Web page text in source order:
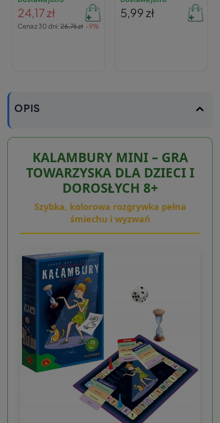
24,17 zł
Cena z 30 dni:26,76 zł -9%
5,99 zł
OPIS
KALAMBURY MINI – GRA
TOWARZYSKA DLA DZIECI I
DOROSŁYCH 8+
Szybka, kolorowa rozgrywka pełna
śmiechu i wyzwań